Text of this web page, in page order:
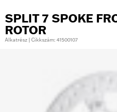
SPLIT 7 SPOKE
ROTOR
Alkatrész | Cikkszám: 41500107